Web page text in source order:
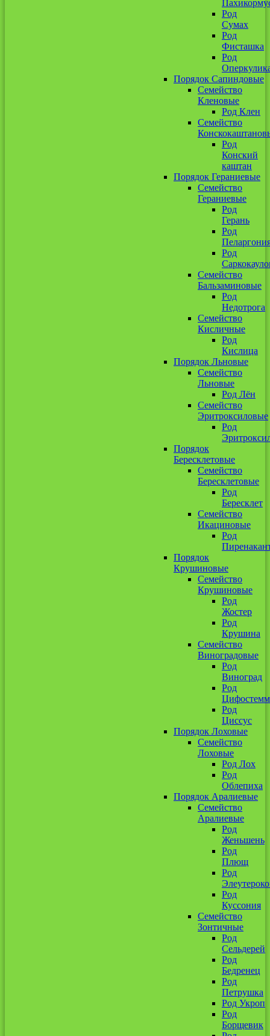
Род
Сумах
Род
Фисташка
Род
Порядок Сапиндовые
Семейство
Кленовые
Род Клен
Семейство
Род
Конский
каштан
Порядок Гераниевые
Семейство
Гераниевые
Род
Герань
Род
Род
Семейство
Бальзаминовые
Род
Недотрога
Семейство
Кисличные
Род
Кислица
Порядок Льновые
Семейство
Льновые
Род Лён
Семейство
Эритроксиловые
Род
Порядок
Бересклетовые
Семейство
Бересклетовые
Род
Бересклет
Семейство
Икациновые
Род
Порядок
Крушиновые
Семейство
Крушиновые
Род
Жостер
Род
Крушина
Семейство
Виноградовые
Род
Виноград
Род
Род
Циссус
Порядок Лоховые
Семейство
Лоховые
Род Лох
Род
Облепиха
Порядок Аралиевые
Семейство
Аралиевые
Род
Женьшень
Род
Плющ
Род
Род
Куссония
Семейство
Зонтичные
Род
Сельдерей
Род
Бедренец
Род
Петрушка
Род Укроп
Род
Борщевик